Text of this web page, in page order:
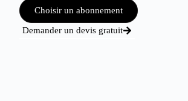
Choisir un abonnement
Demander un devis gratuit